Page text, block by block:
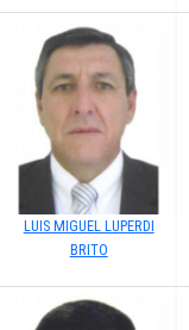
LUIS MIGUEL LUPERDI
BRITO